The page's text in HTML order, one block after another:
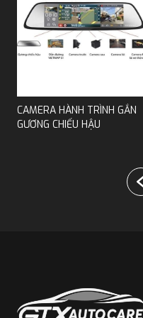
Các tính năng khác:
còn có thêm các
giọng nói, ghi hình
Fi,... giúp bạn trải
Tại sao nên lắp
MÂM 16 INCH
CAMERA HÀNH TRÌNH GẮN
GƯƠNG CHIẾU HẬU